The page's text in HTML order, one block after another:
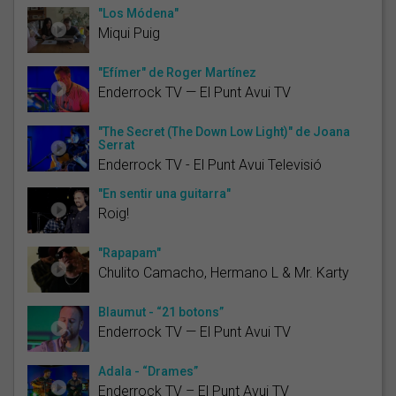
"Los Módena"
Miqui Puig
"Efímer" de Roger Martínez
Enderrock TV — El Punt Avui TV
"The Secret (The Down Low Light)" de Joana
Serrat
Enderrock TV - El Punt Avui Televisió
"En sentir una guitarra"
Roig!
"Rapapam"
Chulito Camacho, Hermano L & Mr. Karty
Blaumut - “21 botons”
Enderrock TV — El Punt Avui TV
Adala - “Drames”
Enderrock TV – El Punt Avui TV